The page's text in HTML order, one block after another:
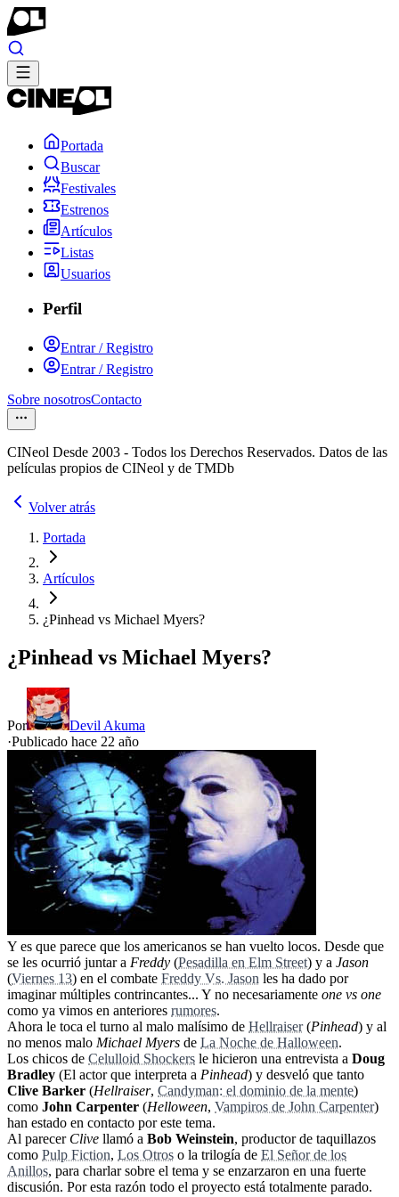
Portada
Buscar
Festivales
Estrenos
Artículos
Listas
Usuarios
Perfil
Entrar / Registro
Entrar / Registro
Sobre nosotrosContacto
CINeol Desde 2003 - Todos los Derechos Reservados. Datos de las
películas propios de CINeol y de TMDb
Volver atrás
Portada
Artículos
¿Pinhead vs Michael Myers?
¿Pinhead vs Michael Myers?
Por
Devil Akuma
·Publicado hace 22 año
Y es que parece que los americanos se han vuelto locos. Desde que
se les ocurrió juntar a Freddy (Pesadilla en Elm Street) y a Jason
(Viernes 13) en el combate Freddy Vs. Jason les ha dado por
imaginar múltiples contrincantes... Y no necesariamente one vs one
como ya vimos en anteriores rumores.
Ahora le toca el turno al malo malísimo de Hellraiser(Pinhead) y al
no menos malo Michael Myers de La Noche de Halloween.
Los chicos de Celulloid Shockers le hicieron una entrevista a Doug
Bradley (El actor que interpreta a Pinhead) y desveló que tanto
Clive Barker (Hellraiser, Candyman: el dominio de la mente)
como John Carpenter (Helloween, Vampiros de John Carpenter)
han estado en contacto por este tema.
Al parecer Clive llamó a Bob Weinstein, productor de taquillazos
como Pulp Fiction, Los Otros o la trilogía de El Señor de los
Anillos, para charlar sobre el tema y se enzarzaron en una fuerte
discusión. Por esta razón todo el proyecto está totalmente parado.